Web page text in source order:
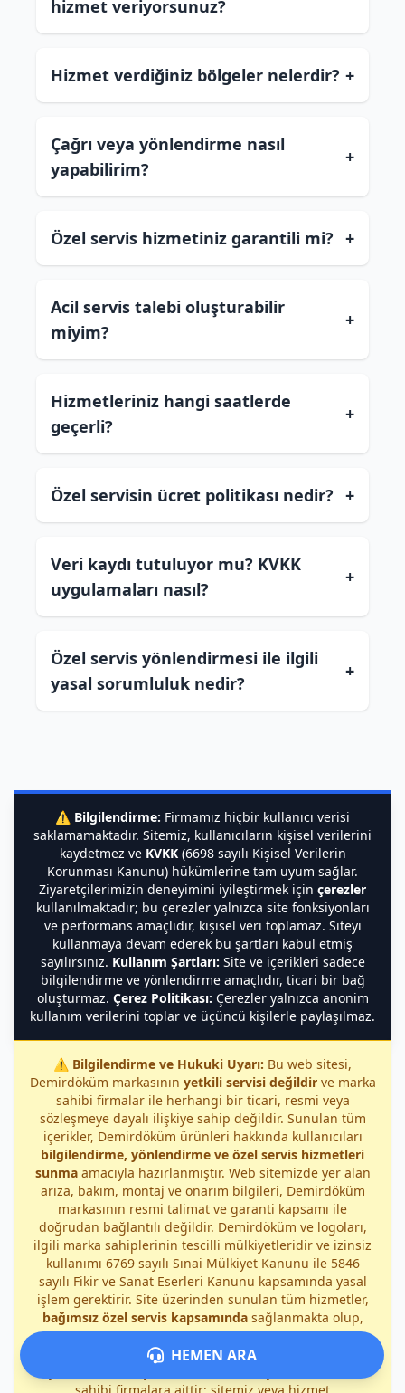
hizmet veriyorsunuz?
Hizmet verdiğiniz bölgeler nelerdir? +
Çağrı veya yönlendirme nasıl
yapabilirim?
+
Özel servis hizmetiniz garantili mi? +
Acil servis talebi oluşturabilir
miyim?
+
Hizmetleriniz hangi saatlerde
geçerli?
+
Özel servisin ücret politikası nedir? +
Veri kaydı tutuluyor mu? KVKK
uygulamaları nasıl?
+
Özel servis yönlendirmesi ile ilgili
yasal sorumluluk nedir?
+
⚠️ Bilgilendirme: Firmamız hiçbir kullanıcı verisi
saklamamaktadır. Sitemiz, kullanıcıların kişisel verilerini
kaydetmez ve KVKK(6698 sayılı Kişisel Verilerin
Korunması Kanunu) hükümlerine tam uyum sağlar.
Ziyaretçilerimizin deneyimini iyileştirmek için çerezler
kullanılmaktadır; bu çerezler yalnızca site fonksiyonları
ve performans amaçlıdır, kişisel veri toplamaz. Siteyi
kullanmaya devam ederek bu şartları kabul etmiş
sayılırsınız. Kullanım Şartları: Site ve içerikleri sadece
bilgilendirme ve yönlendirme amaçlıdır, ticari bir bağ
oluşturmaz. Çerez Politikası: Çerezler yalnızca anonim
kullanım verilerini toplar ve üçüncü kişilerle paylaşılmaz.
⚠️ Bilgilendirme ve Hukuki Uyarı: Bu web sitesi,
Demirdöküm markasının yetkili servisi değildirve marka
sahibi firmalar ile herhangi bir ticari, resmi veya
sözleşmeye dayalı ilişkiye sahip değildir. Sunulan tüm
içerikler, Demirdöküm ürünleri hakkında kullanıcıları
bilgilendirme, yönlendirme ve özel servis hizmetleri
sunmaamacıyla hazırlanmıştır. Web sitemizde yer alan
arıza, bakım, montaj ve onarım bilgileri, Demirdöküm
markasının resmi talimat ve garanti kapsamı ile
doğrudan bağlantılı değildir. Demirdöküm ve logoları,
ilgili marka sahiplerinin tescilli mülkiyetleridir ve izinsiz
kullanımı 6769 sayılı Sınai Mülkiyet Kanunu ile 5846
sayılı Fikir ve Sanat Eserleri Kanunu kapsamında yasal
işlem gerektirir. Site üzerinden sunulan tüm hizmetler,
bağımsız özel servis kapsamındasağlanmakta olup,
kullanıcıların güvenliği ve doğru bilgilendirilmesi
öncelikli amaçtır. Demirdöküm markası ile ilgili garanti,
HEMEN ARA